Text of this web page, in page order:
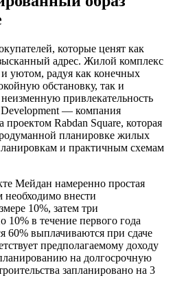
которые ценят как
адрес. Жилой комплекс
уютом, радуя как конечных
обстановку, так и
привлекательность
— компания
проектом Rabdan Square, которая
планировке жилых
и практичным схемам
Мейдан намеренно простая
необходимо внести
10%, затем три
10% в течение первого года
60% выплачиваются при сдаче
предполагаемому доходу
на долгосрочную
запланировано на 3